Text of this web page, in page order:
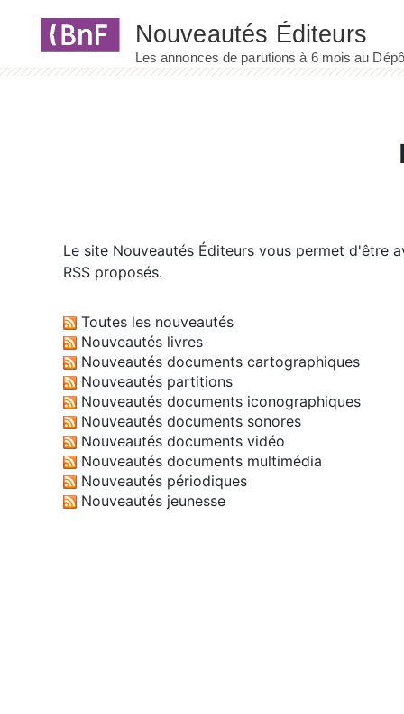
Le site Nouveautés Éditeurs vous permet d'être
RSS proposés.
Toutes les nouveautés
Nouveautés livres
Nouveautés documents cartographiques
Nouveautés partitions
Nouveautés documents iconographiques
Nouveautés documents sonores
Nouveautés documents vidéo
Nouveautés documents multimédia
Nouveautés périodiques
Nouveautés jeunesse